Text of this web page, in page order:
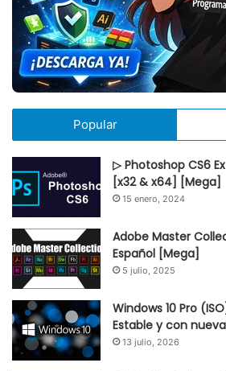
Popular
▷ Photoshop CS6
[x32 & x64] [Mega]
15 enero, 2024
Adobe Master
Español [Mega]
5 julio, 2025
Windows 10 Pro
Estable y con
13 julio, 2026